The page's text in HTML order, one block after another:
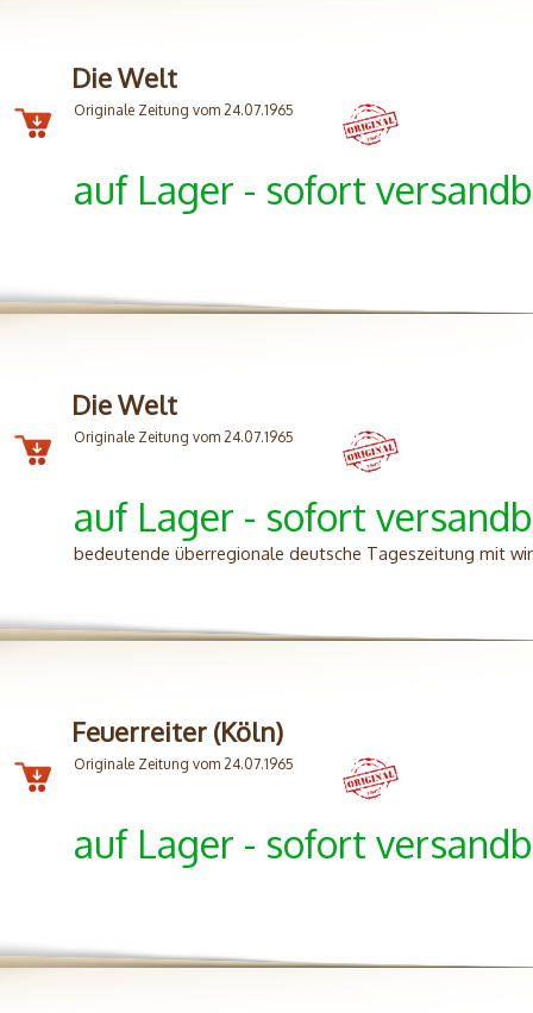
Die Welt
Originale Zeitung vom 24.07.1965
auf Lager - sofort
Die Welt
Originale Zeitung vom 24.07.1965
auf Lager - sofort
bedeutende überregionale deutsche Tageszeitung mit
Feuerreiter (Köln)
Originale Zeitung vom 24.07.1965
auf Lager - sofort